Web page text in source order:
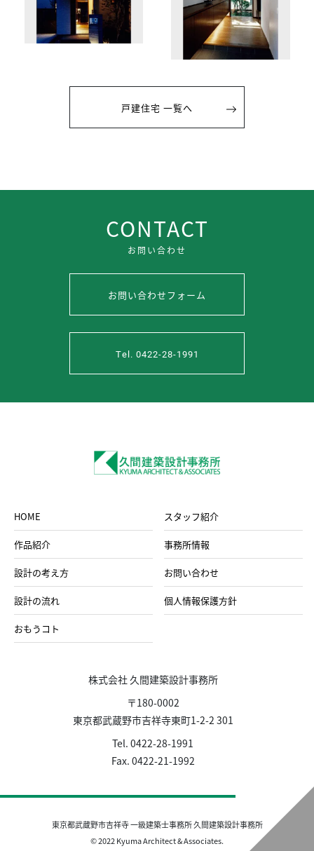
東京都武蔵野市吉祥寺 一級建築士事務所 久間建築設計事務所
戸建住宅 一覧へ
CONTACT
お問い合わせ
お問い合わせフォーム
Tel. 0422-28-1991
HOME
作品紹介
設計の考え方
設計の流れ
おもうコト
スタッフ紹介
事務所情報
お問い合わせ
個人情報保護方針
株式会社 久間建築設計事務所
〒180-0002
東京都武蔵野市吉祥寺東町1-2-2 301
Tel. 0422-28-1991
Fax. 0422-21-1992
© 2022 Kyuma Architect & Associates.